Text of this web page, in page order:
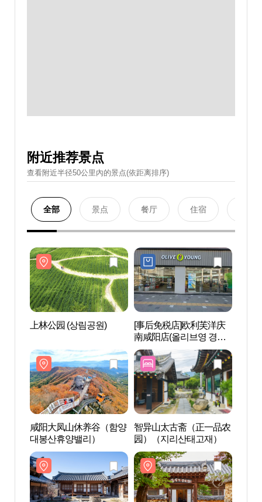
附近推荐景点
查看附近半径50公里內的景点(依距离排序)
全部 景点 餐厅 住宿
上林公园 (상림공원)
[事后免税店]欧利芙洋庆
南咸阳店(올리브영 경남
함양점)
咸阳大凤山休养谷（함양
대봉산휴양밸리）
智异山太古斋（正一品农
园）（지리산태고재）